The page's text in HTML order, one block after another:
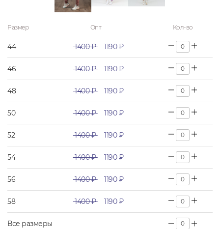
Размер Опт Кол-во
44 1400 ₽ 1190 ₽
46 1400 ₽ 1190 ₽
48 1400 ₽ 1190 ₽
50 1400 ₽ 1190 ₽
52 1400 ₽ 1190 ₽
54 1400 ₽ 1190 ₽
56 1400 ₽ 1190 ₽
58 1400 ₽ 1190 ₽
Все размеры